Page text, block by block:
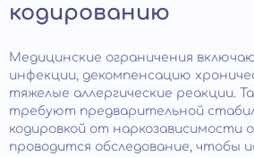
кодированию
Медицинские ограничения
инфекции, декомпенсацию
тяжелые аллергические реакции.
требуют предварительной
кодировкой от наркозависимости
проводится обследование, чтобы